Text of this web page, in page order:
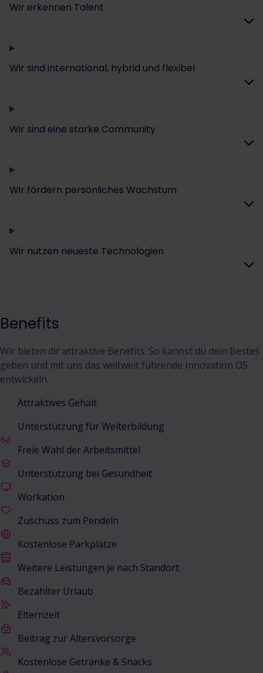
Wir erkennen Talent
Wir sind international, hybrid und flexibel
Wir sind eine starke Community
Wir fördern persönliches Wachstum
Wir nutzen neueste Technologien
Benefits
Wir bieten dir attraktive Benefits. So kannst du dein Bestes
geben und mit uns das weltweit führende Innovation OS
entwickeln.
Attraktives Gehalt
Unterstützung für Weiterbildung
Freie Wahl der Arbeitsmittel
Unterstützung bei Gesundheit
Workation
Zuschuss zum Pendeln
Kostenlose Parkplätze
Weitere Leistungen je nach Standort
Bezahlter Urlaub
Elternzeit
Beitrag zur Altersvorsorge
Kostenlose Getränke & Snacks